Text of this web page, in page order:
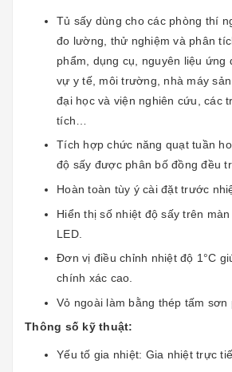
Tủ sấy dùng cho các phòng thí
đo lường, thử nghiệm và phân
phẩm, dụng cụ, nguyên liệu ứng
vự y tế, môi trường, nhà máy
đại học và viện nghiên cứu, các
tích…
Tích hợp chức năng quạt tuần
độ sấy được phân bố đồng đều
Hoàn toàn tùy ý cài đặt trước
Hiển thị số nhiệt độ sấy trên
LED.
Đơn vị điều chỉnh nhiệt độ 1°C
chính xác cao.
Vỏ ngoài làm bằng thép tấm sơn
Thông số kỹ thuật:
Yếu tố gia nhiệt: Gia nhiệt trực